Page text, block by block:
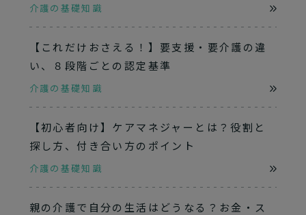
介護の基礎知識
【これだけおさえる！】要支援・要介護の違
い、８段階ごとの認定基準
介護の基礎知識
【初心者向け】ケアマネジャーとは？役割と
探し方、付き合い方のポイント
介護の基礎知識
親の介護で自分の生活はどうなる？お金・ス